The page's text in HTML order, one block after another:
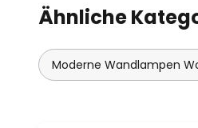
Ähnliche
Moderne Wandlampen